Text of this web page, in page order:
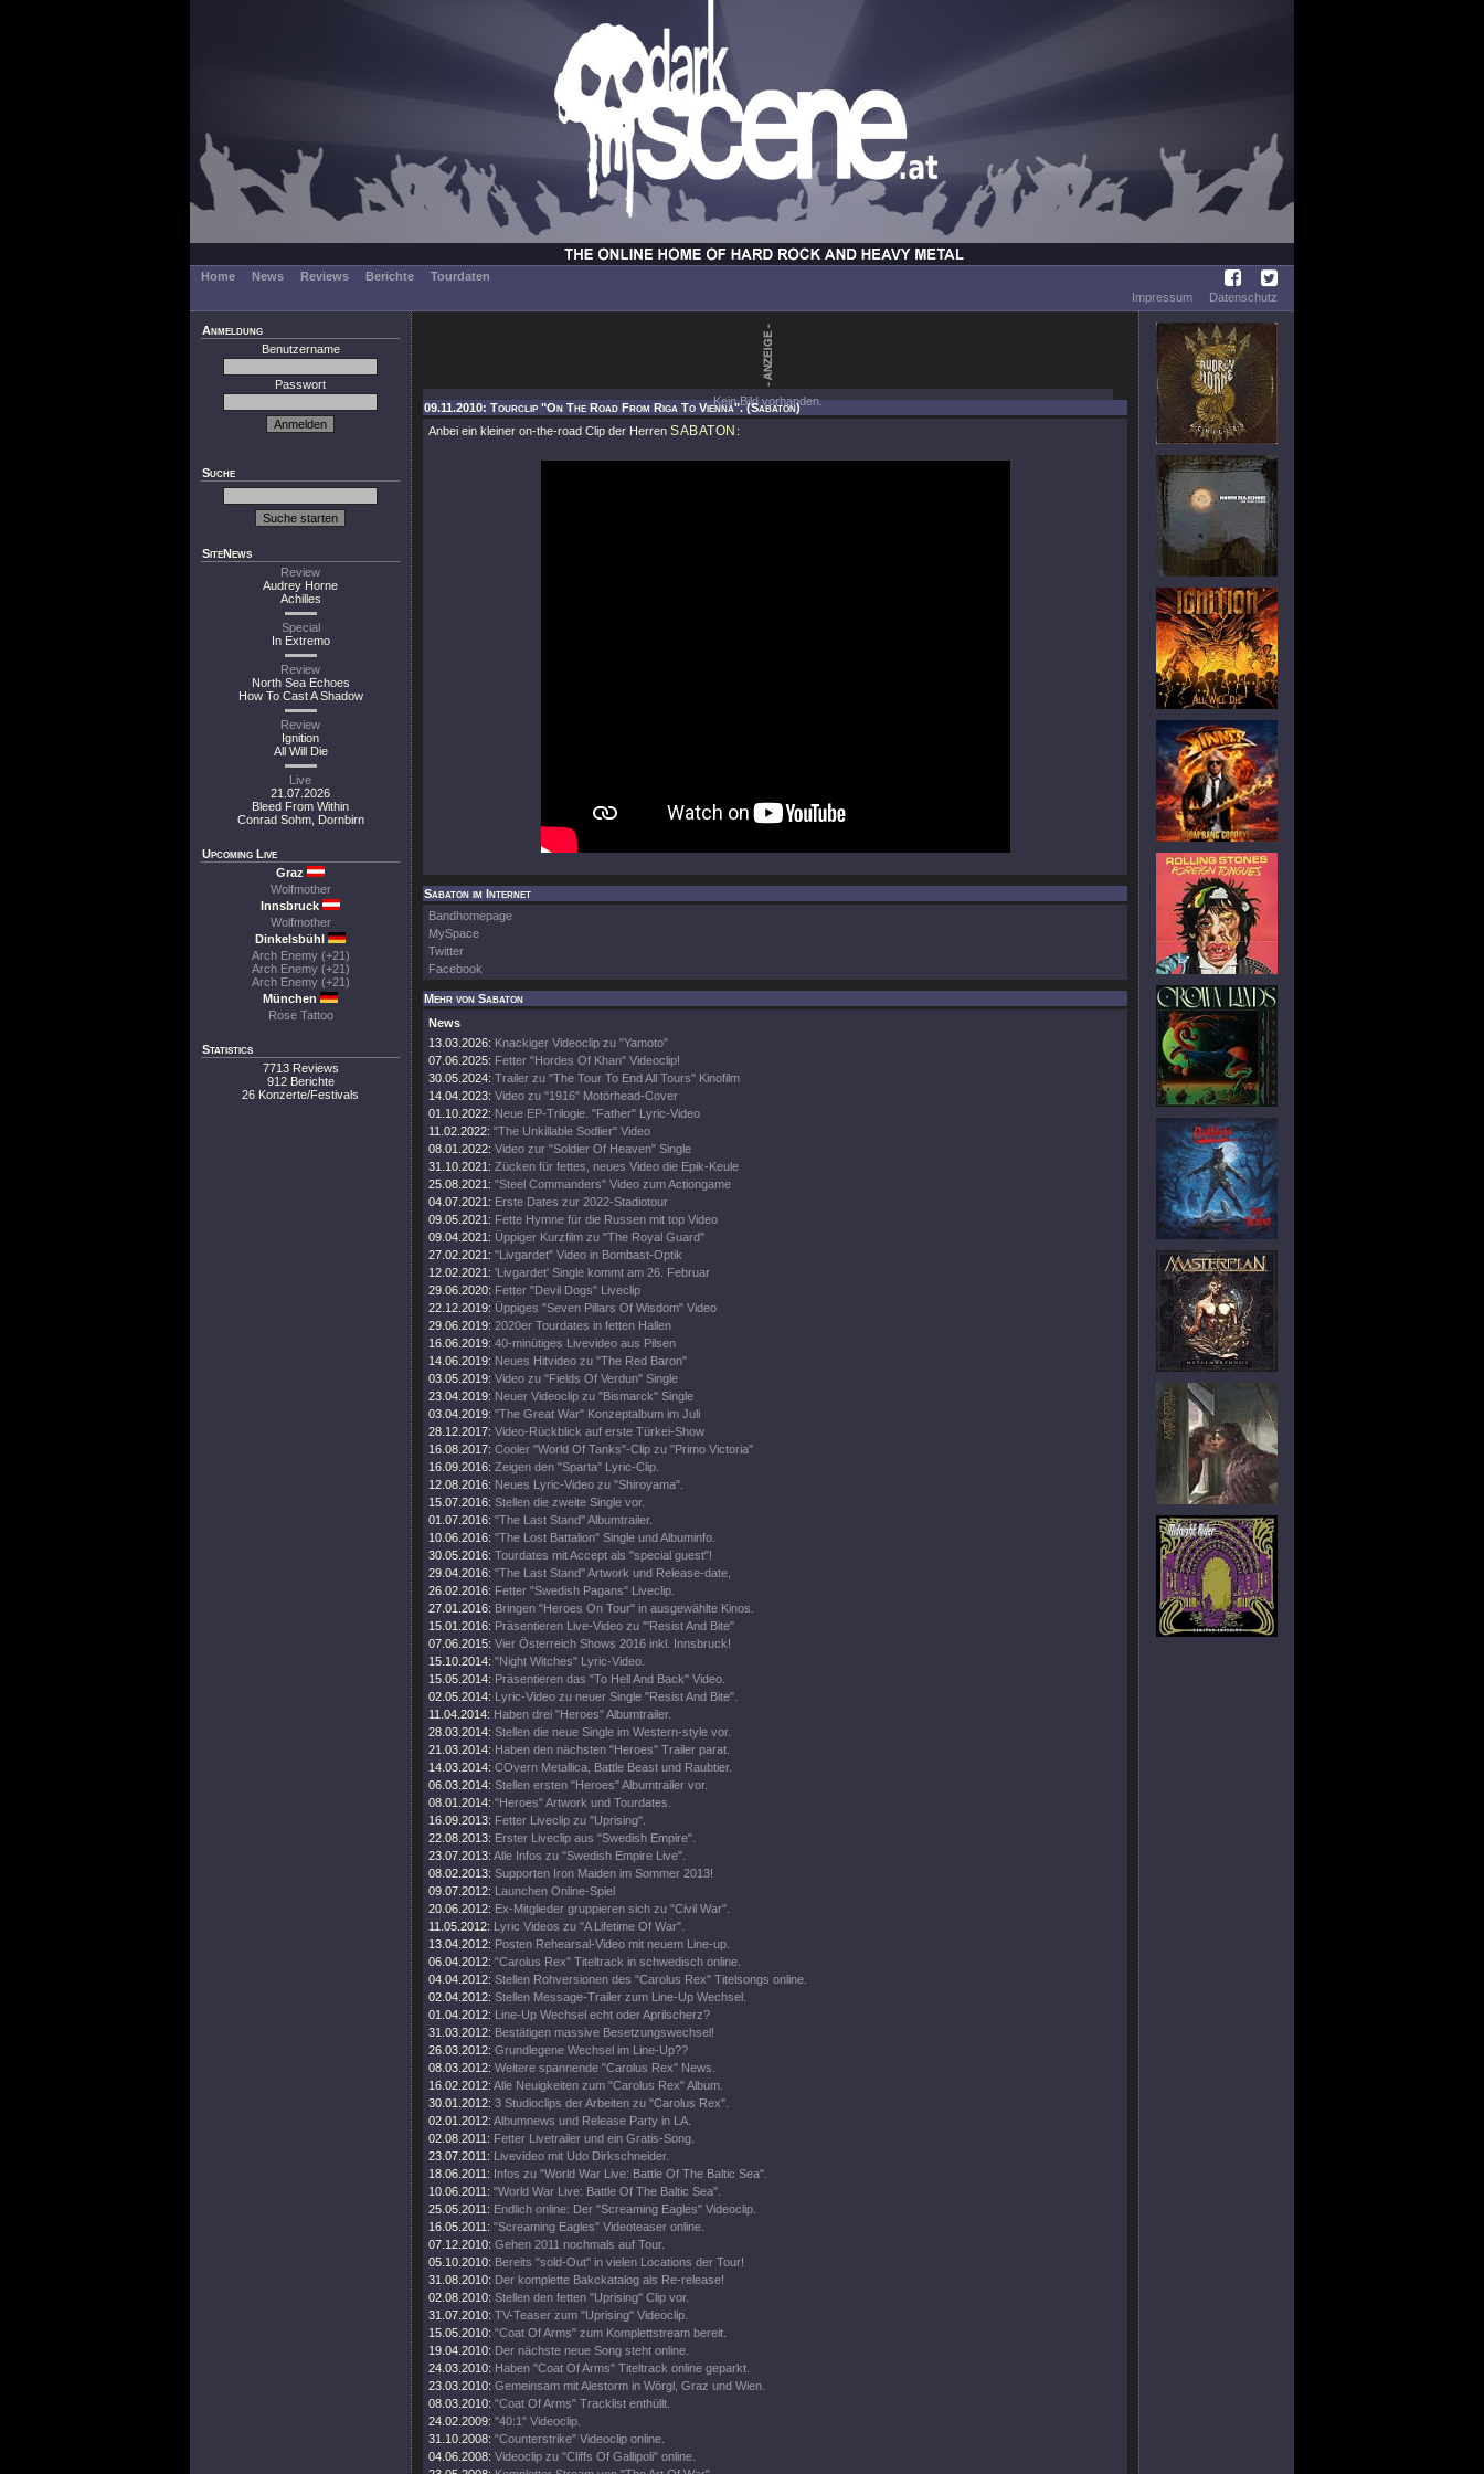
Home News Reviews Berichte
Tourdaten
Impressum
Datenschutz
Anmeldung
Benutzername
Passwort
Suche
SiteNews
Review
Audrey Horne
Achilles
Special
In Extremo
Review
North Sea Echoes
How To Cast A Shadow
Review
Ignition
All Will Die
Live
21.07.2026
Bleed From Within
Conrad Sohm, Dornbirn
Upcoming Live
Graz
Wolfmother
Innsbruck
Wolfmother
Dinkelsbühl
Arch Enemy (+21)
Arch Enemy (+21)
Arch Enemy (+21)
München
Rose Tattoo
Statistics
7713 Reviews
912 Berichte
26 Konzerte/Festivals
Kein Bild vorhanden.
09.11.2010: Tourclip "On The Road From Riga To Vienna". (Sabaton)
Anbei ein kleiner on-the-road Clip der Herren SABATON :
Sabaton im Internet
Bandhomepage
MySpace
Twitter
Facebook
Mehr von Sabaton
News
13.03.2026: Knackiger Videoclip zu "Yamoto"
07.06.2025: Fetter "Hordes Of Khan" Videoclip!
30.05.2024: Trailer zu "The Tour To End All Tours" Kinofilm
14.04.2023: Video zu "1916" Motörhead-Cover
01.10.2022: Neue EP-Trilogie. "Father" Lyric-Video
11.02.2022: "The Unkillable Sodlier" Video
08.01.2022: Video zur "Soldier Of Heaven" Single
31.10.2021: Zücken für fettes, neues Video die Epik-Keule
25.08.2021: "Steel Commanders" Video zum Actiongame
04.07.2021: Erste Dates zur 2022-Stadiotour
09.05.2021: Fette Hymne für die Russen mit top Video
09.04.2021: Üppiger Kurzfilm zu "The Royal Guard"
27.02.2021: "Livgardet" Video in Bombast-Optik
12.02.2021: 'Livgardet' Single kommt am 26. Februar
29.06.2020: Fetter "Devil Dogs" Liveclip
22.12.2019: Üppiges "Seven Pillars Of Wisdom" Video
29.06.2019: 2020er Tourdates in fetten Hallen
16.06.2019: 40-minütiges Livevideo aus Pilsen
14.06.2019: Neues Hitvideo zu "The Red Baron"
03.05.2019: Video zu "Fields Of Verdun" Single
23.04.2019: Neuer Videoclip zu "Bismarck" Single
03.04.2019: "The Great War" Konzeptalbum im Juli
28.12.2017: Video-Rückblick auf erste Türkei-Show
16.08.2017: Cooler "World Of Tanks"-Clip zu "Primo Victoria"
16.09.2016: Zeigen den "Sparta" Lyric-Clip.
12.08.2016: Neues Lyric-Video zu "Shiroyama".
15.07.2016: Stellen die zweite Single vor.
01.07.2016: "The Last Stand" Albumtrailer.
10.06.2016: "The Lost Battalion" Single und Albuminfo.
30.05.2016: Tourdates mit Accept als "special guest"!
29.04.2016: "The Last Stand" Artwork und Release-date,
26.02.2016: Fetter "Swedish Pagans" Liveclip.
27.01.2016: Bringen "Heroes On Tour" in ausgewählte Kinos.
15.01.2016: Präsentieren Live-Video zu "'Resist And Bite"
07.06.2015: Vier Österreich Shows 2016 inkl. Innsbruck!
15.10.2014: "Night Witches" Lyric-Video.
15.05.2014: Präsentieren das "To Hell And Back" Video.
02.05.2014: Lyric-Video zu neuer Single "Resist And Bite".
11.04.2014: Haben drei "Heroes" Albumtrailer.
28.03.2014: Stellen die neue Single im Western-style vor.
21.03.2014: Haben den nächsten "Heroes" Trailer parat.
14.03.2014: COvern Metallica, Battle Beast und Raubtier.
06.03.2014: Stellen ersten "Heroes" Albumtrailer vor.
08.01.2014: "Heroes" Artwork und Tourdates.
16.09.2013: Fetter Liveclip zu "Uprising".
22.08.2013: Erster Liveclip aus "Swedish Empire".
23.07.2013: Alle Infos zu "Swedish Empire Live".
08.02.2013: Supporten Iron Maiden im Sommer 2013!
09.07.2012: Launchen Online-Spiel
20.06.2012: Ex-Mitglieder gruppieren sich zu "Civil War".
11.05.2012: Lyric Videos zu "A Lifetime Of War".
13.04.2012: Posten Rehearsal-Video mit neuem Line-up.
06.04.2012: "Carolus Rex" Titeltrack in schwedisch online.
04.04.2012: Stellen Rohversionen des "Carolus Rex" Titelsongs online.
02.04.2012: Stellen Message-Trailer zum Line-Up Wechsel.
01.04.2012: Line-Up Wechsel echt oder Aprilscherz?
31.03.2012: Bestätigen massive Besetzungswechsel!
26.03.2012: Grundlegene Wechsel im Line-Up??
08.03.2012: Weitere spannende "Carolus Rex" News.
16.02.2012: Alle Neuigkeiten zum "Carolus Rex" Album.
30.01.2012: 3 Studioclips der Arbeiten zu "Carolus Rex".
02.01.2012: Albumnews und Release Party in LA.
02.08.2011: Fetter Livetrailer und ein Gratis-Song.
23.07.2011: Livevideo mit Udo Dirkschneider.
18.06.2011: Infos zu "World War Live: Battle Of The Baltic Sea".
10.06.2011: "World War Live: Battle Of The Baltic Sea".
25.05.2011: Endlich online: Der "Screaming Eagles" Videoclip.
16.05.2011: "Screaming Eagles" Videoteaser online.
07.12.2010: Gehen 2011 nochmals auf Tour.
05.10.2010: Bereits "sold-Out" in vielen Locations der Tour!
31.08.2010: Der komplette Bakckatalog als Re-release!
02.08.2010: Stellen den fetten "Uprising" Clip vor.
31.07.2010: TV-Teaser zum "Uprising" Videoclip.
15.05.2010: "Coat Of Arms" zum Komplettstream bereit.
19.04.2010: Der nächste neue Song steht online.
24.03.2010: Haben "Coat Of Arms" Titeltrack online geparkt.
23.03.2010: Gemeinsam mit Alestorm in Wörgl, Graz und Wien.
08.03.2010: "Coat Of Arms" Tracklist enthüllt.
24.02.2009: "40:1" Videoclip.
31.10.2008: "Counterstrike" Videoclip online.
04.06.2008: Videoclip zu "Cliffs Of Gallipoli" online.